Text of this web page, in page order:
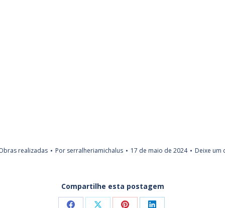
realizadas Por serralheriamichalus 17 de maio de 2024 Deixe um
Compartilhe esta postagem